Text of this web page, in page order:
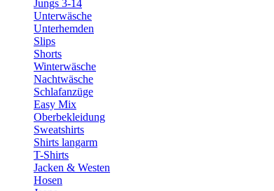
Jungs 3-14
Unterwäsche
Unterhemden
Slips
Shorts
Winterwäsche
Nachtwäsche
Schlafanzüge
Easy Mix
Oberbekleidung
Sweatshirts
Shirts langarm
T-Shirts
Jacken & Westen
Hosen